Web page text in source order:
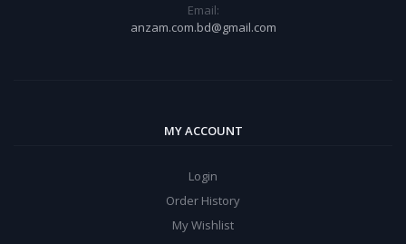
Email:
anzam.com.bd@gmail.com
MY ACCOUNT
Login
Order History
My Wishlist